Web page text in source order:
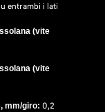
entrambi i lati
(vite
(vite
mm/giro: 0,2